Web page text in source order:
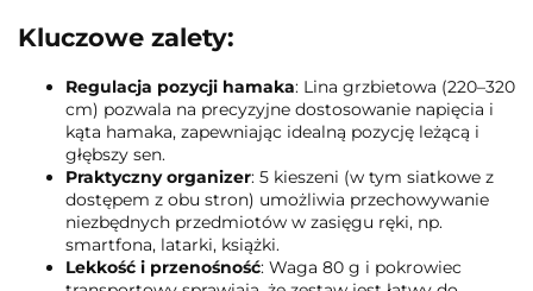
Kluczowe zalety:
Regulacja pozycji hamaka: Lina grzbietowa (220–320
cm) pozwala na precyzyjne dostosowanie napięcia i
kąta hamaka, zapewniając idealną pozycję leżącą i
głębszy sen.
Praktyczny organizer: 5 kieszeni (w tym siatkowe z
dostępem z obu stron) umożliwia przechowywanie
niezbędnych przedmiotów w zasięgu ręki, np.
smartfona, latarki, książki.
Lekkość i przenośność: Waga 80 g i pokrowiec